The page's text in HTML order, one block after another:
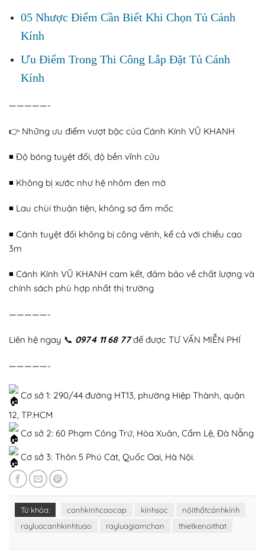
05 Nhược Điểm Cần Biết Khi Chọn Tủ Cánh
Kính
Ưu Điểm Trong Thi Công Lắp Đặt Tủ Cánh
Kính
—————-
👉 Những ưu điểm vượt bậc của Cánh Kính VŨ KHANH
◾️ Độ bóng tuyệt đối, độ bền vĩnh cửu
◾️ Không bị xước như hệ nhôm đen mờ
◾️ Lau chùi thuận tiện, không sợ ẩm mốc
◾️ Cánh tuyệt đối không bị công vênh, kể cả với chiều cao
3m
◾️ Cánh Kính VŨ KHANH cam kết, đảm bảo về chất lượng và
chính sách phù hợp nhất thị trường
—————-
Liên hệ ngay 📞 0974 11 68 77để được TƯ VẤN MIỄN PHÍ
—————-
Cơ sở 1: 290/44 đường HT13, phường Hiệp Thành, quận
12, TP.HCM
Cơ sở 2: 60 Phạm Công Trứ, Hòa Xuân, Cẩm Lệ, Đà Nẵng
Cơ sở 3: Thôn 5 Phú Cát, Quốc Oai, Hà Nội.
Từ khóa: canhkinhcaocap kínhsọc
nộithấtcánhkính
rayluacanhkinhtuao
rayluagiamchan thietkenoithat